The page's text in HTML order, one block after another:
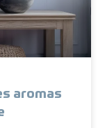
aromas